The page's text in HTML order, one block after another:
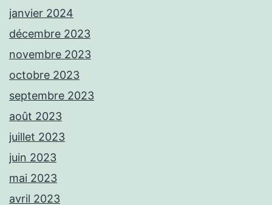
janvier 2024
décembre 2023
novembre 2023
octobre 2023
septembre 2023
août 2023
juillet 2023
juin 2023
mai 2023
avril 2023